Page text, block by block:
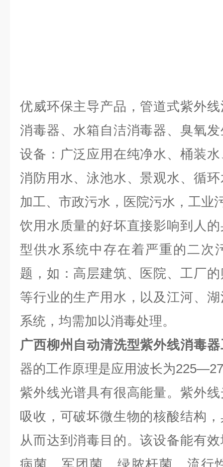
优威环保主导产品，管道式紫外
消毒器、水箱自洁消毒器、臭氧
设备：广泛应用在纯净水、桶装
消防用水、泳池水、景观水、循
加工、市政污水，医院污水，工业
饮用水质量的好坏直接影响到人
型供水系统中存在着严重的二次
题，如：高层建筑、医院、工厂
等行业的生产用水，以及江河、
系统，均需加以消毒处理。
广西柳州自动清洗型紫外线消毒器
器的工作原理是应用波长为
紫外线光谱具有很高能量。紫外
吸收，可破坏微生物的核酸结构
从而达到消毒目的。该设备能有
病菌、军团菌、绿脓杆菌、流行